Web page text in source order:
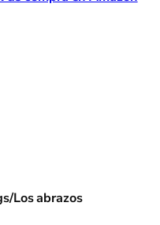
Los abrazos